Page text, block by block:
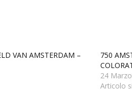
VAN AMSTERDAM –
750
24
Articolo